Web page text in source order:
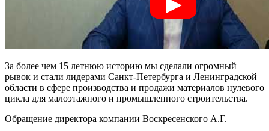
За более чем 15 летнюю историю мы сделали огромный
рывок и стали лидерами Санкт-Петербурга и Ленинградской
области в сфере производства и продажи материалов нулевого
цикла для малоэтажного и промышленного строительства.
Обращение директора компании Воскресенского А.Г.